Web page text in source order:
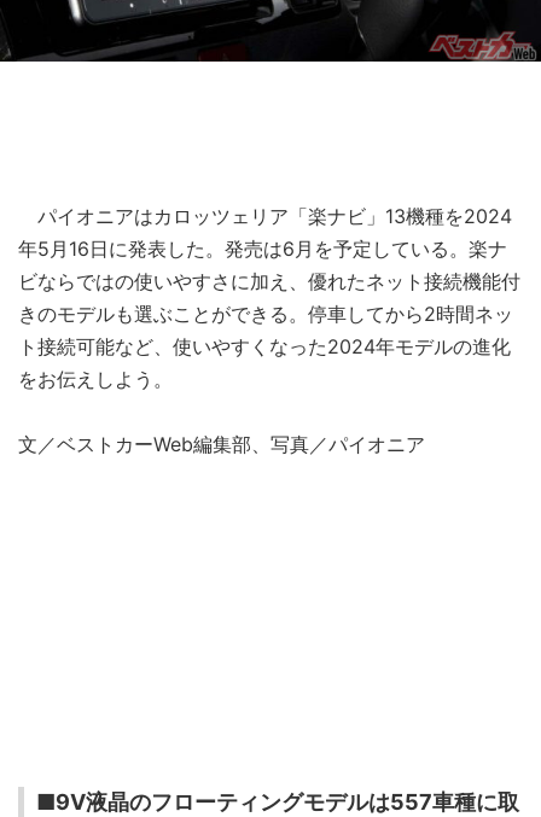
パイオニアはカロッツェリア「楽ナビ」13機種を2024
年5月16日に発表した。発売は6月を予定している。楽ナ
ビならではの使いやすさに加え、優れたネット接続機能付
きのモデルも選ぶことができる。停車してから2時間ネッ
ト接続可能など、使いやすくなった2024年モデルの進化
をお伝えしよう。
文／ベストカーWeb編集部、写真／パイオニア
■9V液晶のフローティングモデルは557車種に取